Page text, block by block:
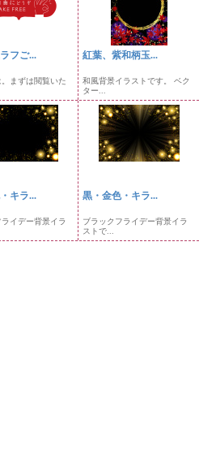
フご...
まずは閲覧いた
紅葉、紫和柄玉...
和風背景イラストです。 ベク
ター...
キラ...
イデー背景イラ
黒・金色・キラ...
ブラックフライデー背景イラ
ストで...